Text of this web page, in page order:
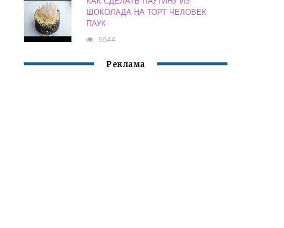
ШОКОЛАДА НА ТОРТ ЧЕЛОВЕК
ПАУК
5544
Реклама